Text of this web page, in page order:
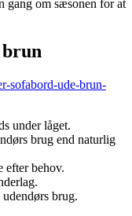
gang om sæsonen for at
sofabord-ude-brun-
under låget.
brug end naturlig
efter behov.
brug.